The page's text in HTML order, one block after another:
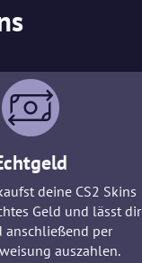
deine CS2 Skins
Geld und lässt dir
anschließend per
auszahlen.